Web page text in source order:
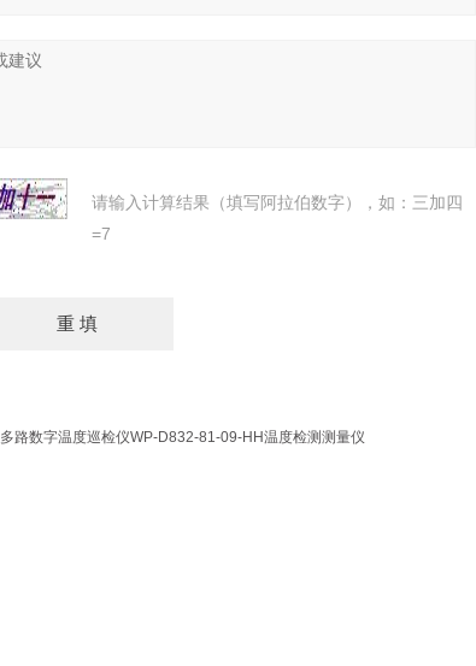
请输入计算结果（填写阿拉伯数字），如：三加四
=7
多路数字温度巡检仪WP-D832-81-09-HH温度检测测量仪